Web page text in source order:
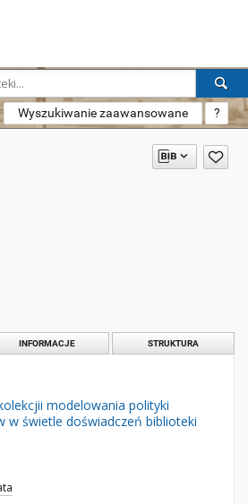
Wyszukiwanie zaawansowane ?
INFORMACJE STRUKTURA
modelowania polityki
w świetle doświadczeń biblioteki